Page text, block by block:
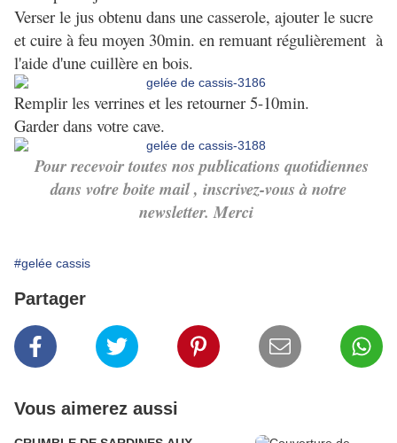
Verser le jus obtenu dans une casserole, ajouter le sucre
et cuire à feu moyen 30min. en remuant régulièrement à
l'aide d'une cuillère en bois.
Remplir les verrines et les retourner 5-10min.
Garder dans votre cave.
Pour recevoir toutes nos publications quotidiennes
dans votre boite mail , inscrivez-vous à notre
newsletter. Merci
#gelée cassis
Partager
Vous aimerez aussi